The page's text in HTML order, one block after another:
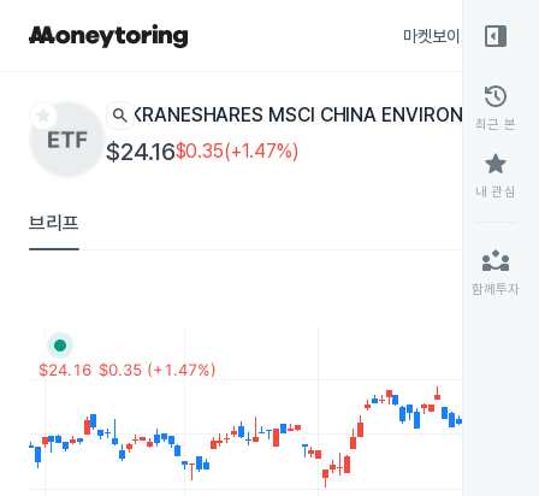
마켓보이스
star search KRANESHARES MSCI CHINA ENVIRONMENT
$24.16$0.35(+1.47%)
브리프
right_panel_open
history
최근 본
star
내 관심
partner_exchange
함께투자